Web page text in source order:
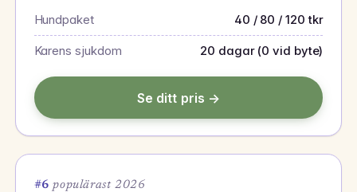
Hundpaket 40 / 80 / 120 tkr
Karens sjukdom 20 dagar (0 vid byte)
Se ditt pris →
#6 populärast 2026